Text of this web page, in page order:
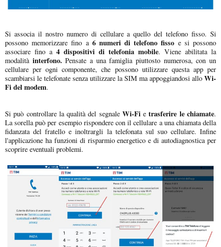
Si associa il nostro numero di cellulare a quello del telefono fisso. Si
possono memorizzare fino a 6 numeri di telefono fisso e si possono
associare fino a 4 dispositivi di telefonia mobile. Viene abilitata la
modalità interfono. Pensate a una famiglia piuttosto numerosa, con un
cellulare per ogni componente, che possono utilizzare questa app per
scambiarsi le telefonate senza utilizzare la SIM ma appoggiandosi allo Wi-
Fi del modem.
Si può controllare la qualità del segnale Wi-Fietrasferire le chiamate.
La sorella può per esempio rispondere con il cellulare a una chiamata della
fidanzata del fratello e inoltrargli la telefonata sul suo cellulare. Infine
l'applicazione ha funzioni di risparmio energetico e di autodiagnostica per
scoprire eventuali problemi.